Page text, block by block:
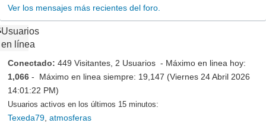
Ver los mensajes más recientes del foro.
Usuarios
en línea
Conectado: 449 Visitantes, 2 Usuarios - Máximo en linea hoy:
1,066 - Máximo en linea siempre: 19,147 (Viernes 24 Abril 2026
14:01:22 PM)
Usuarios activos en los últimos 15 minutos:
Texeda79 atmosferas